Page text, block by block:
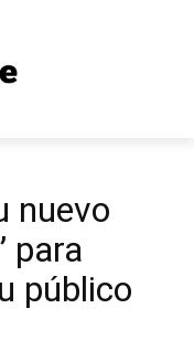
nuevo
para
público